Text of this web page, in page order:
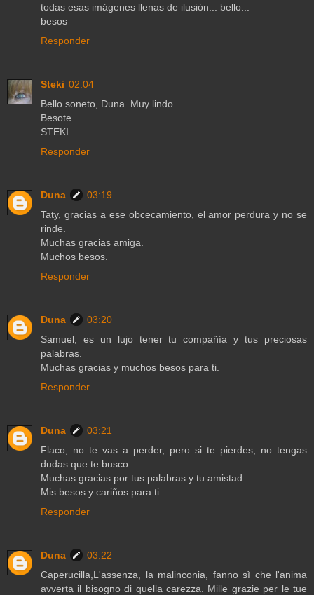
todas esas imágenes llenas de ilusión... bello...
besos
Responder
Steki 02:04
Bello soneto, Duna. Muy lindo.
Besote.
STEKI.
Responder
Duna
03:19
Taty, gracias a ese obcecamiento, el amor perdura y no se
rinde.
Muchas gracias amiga.
Muchos besos.
Responder
Duna
03:20
Samuel, es un lujo tener tu compañía y tus preciosas
palabras.
Muchas gracias y muchos besos para ti.
Responder
Duna
03:21
Flaco, no te vas a perder, pero si te pierdes, no tengas
dudas que te busco...
Muchas gracias por tus palabras y tu amistad.
Mis besos y cariños para ti.
Responder
Duna
03:22
Caperucilla,L'assenza, la malinconia, fanno sì che l'anima
avverta il bisogno di quella carezza. Mille grazie per le tue